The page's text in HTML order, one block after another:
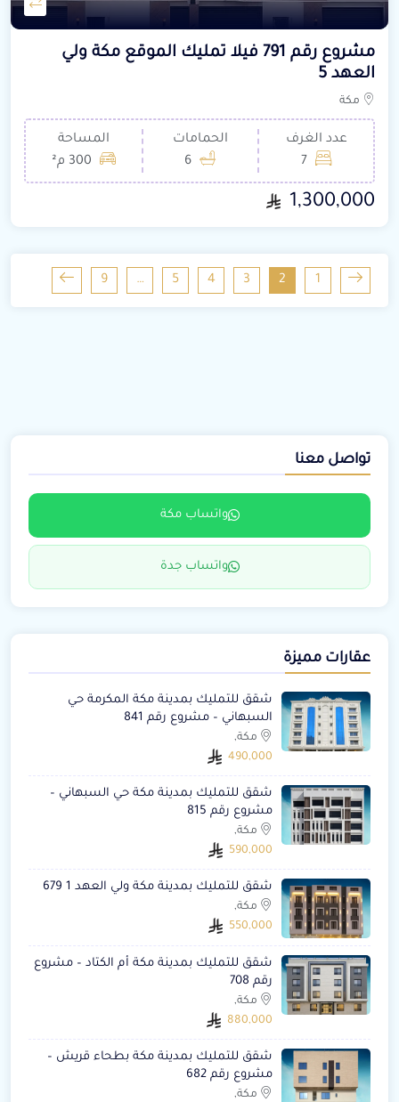
مشروع رقم 791 فيلا تمليك الموقع مكة ولي
العهد 5
مكة
عدد الغرف
7
الحمامات
6
المساحة
300 م²
1,300,000
1
2
3
4
5
…
9
تواصل معنا
واتساب مكة
واتساب جدة
عقارات مميزة
شقق للتمليك بمدينة مكة المكرمة حي
السبهاني – مشروع رقم 841
مكة,
490,000
شقق للتمليك بمدينة مكة حي السبهاني –
مشروع رقم 815
مكة,
590,000
شقق للتمليك بمدينة مكة ولي العهد 1 679
مكة,
550,000
شقق للتمليك بمدينة مكة أم الكتاد – مشروع
رقم 708
مكة,
880,000
شقق للتمليك بمدينة مكة بطحاء قريش –
مشروع رقم 682
مكة,